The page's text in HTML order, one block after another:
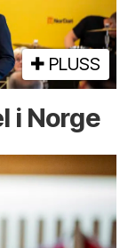
PLUSS
i Norge